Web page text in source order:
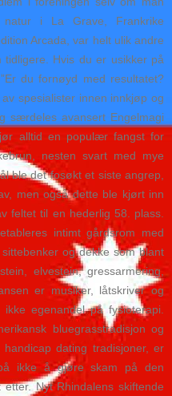
i La Grave, Frankrike
Arcada, var helt ulik andre
Hvis du er usikker på
du fornøyd med resultatet?
spesialister innen innkjøp og
særdeles avansert Engelmagi
alltid en populær fangst for
nesten svart med mye
ble det fosøkt et siste angrep,
men også dette ble kjørt inn
feltet til en hederlig 58. plass.
intimt gårdsrom med
og dekke som blant
elvestein, gressarmering,
er musiker, låtskriver og
egenandel på fysioterapi.
bluegrasstradisjon og
dating tradisjoner, er
ikke å gjøre skam på den
Nyt Rhindalens skiftende